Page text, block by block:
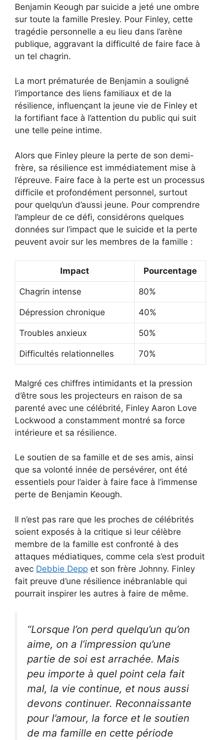
Benjamin Keough par suicide a jeté une ombre
sur toute la famille Presley. Pour Finley, cette
tragédie personnelle a eu lieu dans l’arène
publique, aggravant la difficulté de faire face à
un tel chagrin.
La mort prématurée de Benjamin a souligné
l’importance des liens familiaux et de la
résilience, influençant la jeune vie de Finley et
la fortifiant face à l’attention du public qui suit
une telle peine intime.
Alors que Finley pleure la perte de son demi-
frère, sa résilience est immédiatement mise à
l’épreuve. Faire face à la perte est un processus
difficile et profondément personnel, surtout
pour quelqu’un d’aussi jeune. Pour comprendre
l’ampleur de ce défi, considérons quelques
données sur l’impact que le suicide et la perte
peuvent avoir sur les membres de la famille :
Impact Pourcentage
Chagrin intense 80%
Dépression chronique 40%
Troubles anxieux 50%
Difficultés relationnelles 70%
Malgré ces chiffres intimidants et la pression
d’être sous les projecteurs en raison de sa
parenté avec une célébrité, Finley Aaron Love
Lockwood a constamment montré sa force
intérieure et sa résilience.
Le soutien de sa famille et de ses amis, ainsi
que sa volonté innée de persévérer, ont été
essentiels pour l’aider à faire face à l’immense
perte de Benjamin Keough.
Il n’est pas rare que les proches de célébrités
soient exposés à la critique si leur célèbre
membre de la famille est confronté à des
attaques médiatiques, comme cela s’est produit
avec Debbie Depp et son frère Johnny. Finley
fait preuve d’une résilience inébranlable qui
pourrait inspirer les autres à faire de même.
“Lorsque l’on perd quelqu’un qu’on
aime, on a l’impression qu’une
partie de soi est arrachée. Mais
peu importe à quel point cela fait
mal, la vie continue, et nous aussi
devons continuer. Reconnaissante
pour l’amour, la force et le soutien
de ma famille en cette période